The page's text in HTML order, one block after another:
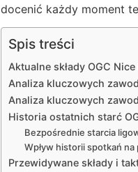
docenić każdy moment
Spis treści
Aktualne składy OGC
Analiza kluczowych
Analiza kluczowych
Historia ostatnich starć
Bezpośrednie starcia
Wpływ historii spotkań
Przewidywane składy i